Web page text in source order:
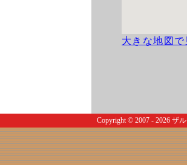
大きな地図で
Copyright © 2007 - 2026 ザ